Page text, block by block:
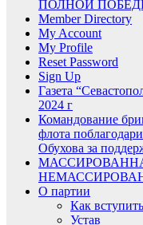
ПОЛНОЙ
Member Directory
My Account
My Profile
Reset Password
Sign Up
Газета
2024 г
Командование
флота
Обухова за
О партии
Как вступить
Устав